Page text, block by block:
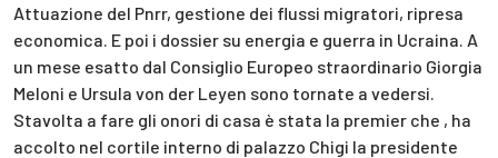
Attuazione del Pnrr, gestione dei flussi migratori, ripresa
economica. E poi i dossier su energia e guerra in Ucraina. A
un mese esatto dal Consiglio Europeo straordinario Giorgia
Meloni e Ursula von der Leyen sono tornate a vedersi.
Stavolta a fare gli onori di casa è stata la premier che , ha
accolto nel cortile interno di palazzo Chigi la presidente